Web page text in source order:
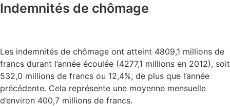
Indemnités de chômage
Les indemnités de chômage ont atteint 4809,1 millions de
francs durant l’année écoulée (4277,1 millions en 2012), soit
532,0 millions de francs ou 12,4%, de plus que l’année
précédente. Cela représente une moyenne mensuelle
d’environ 400,7 millions de francs.